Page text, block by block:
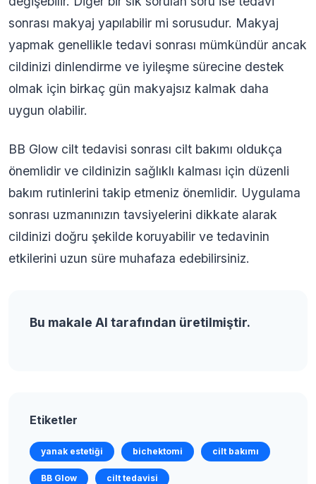
sonrası makyaj yapılabilir mi sorusudur. Makyaj
yapmak genellikle tedavi sonrası mümkündür ancak
cildinizi dinlendirme ve iyileşme sürecine destek
olmak için birkaç gün makyajsız kalmak daha
uygun olabilir.
BB Glow cilt tedavisi sonrası cilt bakımı oldukça
önemlidir ve cildinizin sağlıklı kalması için düzenli
bakım rutinlerini takip etmeniz önemlidir. Uygulama
sonrası uzmanınızın tavsiyelerini dikkate alarak
cildinizi doğru şekilde koruyabilir ve tedavinin
etkilerini uzun süre muhafaza edebilirsiniz.
Bu makale AI tarafından üretilmiştir.
Etiketler
yanak estetiği bichektomi cilt bakımı
BB Glow cilt tedavisi